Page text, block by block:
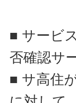
■ サービ
否確認サ
■ サ高住